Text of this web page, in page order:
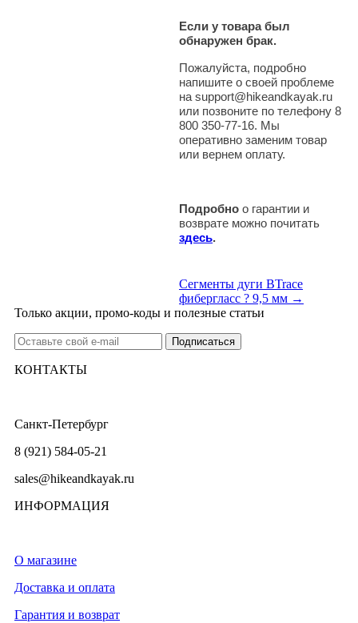
Если у товара был
обнаружен брак.
Пожалуйста, подробно
напишите о своей проблеме
на support@hikeandkayak.ru
или позвоните по телефону 8
800 350-77-16. Мы
оперативно заменим товар
или вернем оплату.
Подробно о гарантии и
возврате можно почитать
здесь.
Сегменты дуги BTrace
фибергласс ? 9,5 мм →
Только акции, промо-коды и полезные статьи
КОНТАКТЫ
Санкт-Петербург
8 (921) 584-05-21
sales@hikeandkayak.ru
ИНФОРМАЦИЯ
О магазине
Доставка и оплата
Гарантия и возврат